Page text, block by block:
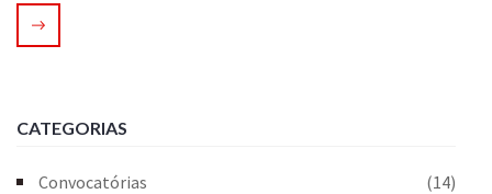
CATEGORIAS
Convocatórias
(14)